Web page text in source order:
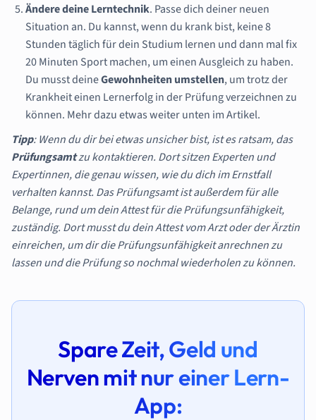
Ändere deine Lerntechnik. Passe dich deiner neuen
Situation an. Du kannst, wenn du krank bist, keine 8
Stunden täglich für dein Studium lernen und dann mal fix
20 Minuten Sport machen, um einen Ausgleich zu haben.
Du musst deineGewohnheiten umstellen, um trotz der
Krankheit einen Lernerfolg in der Prüfung verzeichnen zu
können. Mehr dazu etwas weiter unten im Artikel.
Tipp: Wenn du dir bei etwas unsicher bist, ist es ratsam, das
Prüfungsamtzu kontaktieren. Dort sitzen Experten und
Expertinnen, die genau wissen, wie du dich im Ernstfall
verhalten kannst. Das Prüfungsamt ist außerdem für alle
Belange, rund um dein Attest für die Prüfungsunfähigkeit,
zuständig. Dort musst du dein Attest vom Arzt oder der Ärztin
einreichen, um dir die Prüfungsunfähigkeit anrechnen zu
lassen und die Prüfung so nochmal wiederholen zu können.
Spare Zeit, Geld und
Nerven mit nur einer Lern-
App: